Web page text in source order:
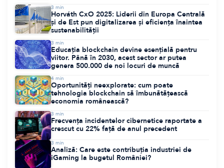
3 min
Horváth CxO 2025: Liderii din Europa Centrală
și de Est pun digitalizarea și eficiența înaintea
sustenabilității
3 min
Educația blockchain devine esențială pentru
viitor. Până în 2030, acest sector ar putea
genera 500.000 de noi locuri de muncă
4 min
Oportunități neexplorate: cum poate
tehnologia blockchain să îmbunătățească
economia românească?
3 min
Frecvența incidentelor cibernetice raportate a
crescut cu 22% față de anul precedent
3 min
Analiză: Care este contribuția industriei de
iGaming la bugetul României?